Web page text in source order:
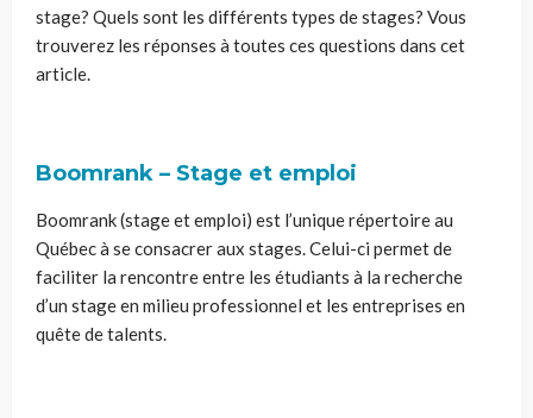
stage? Quels sont les différents types de stages? Vous
trouverez les réponses à toutes ces questions dans cet
article.
Boomrank – Stage et emploi
Boomrank (stage et emploi) est l’unique répertoire au
Québec à se consacrer aux stages. Celui-ci permet de
faciliter la rencontre entre les étudiants à la recherche
d’un stage en milieu professionnel et les entreprises en
quête de talents.